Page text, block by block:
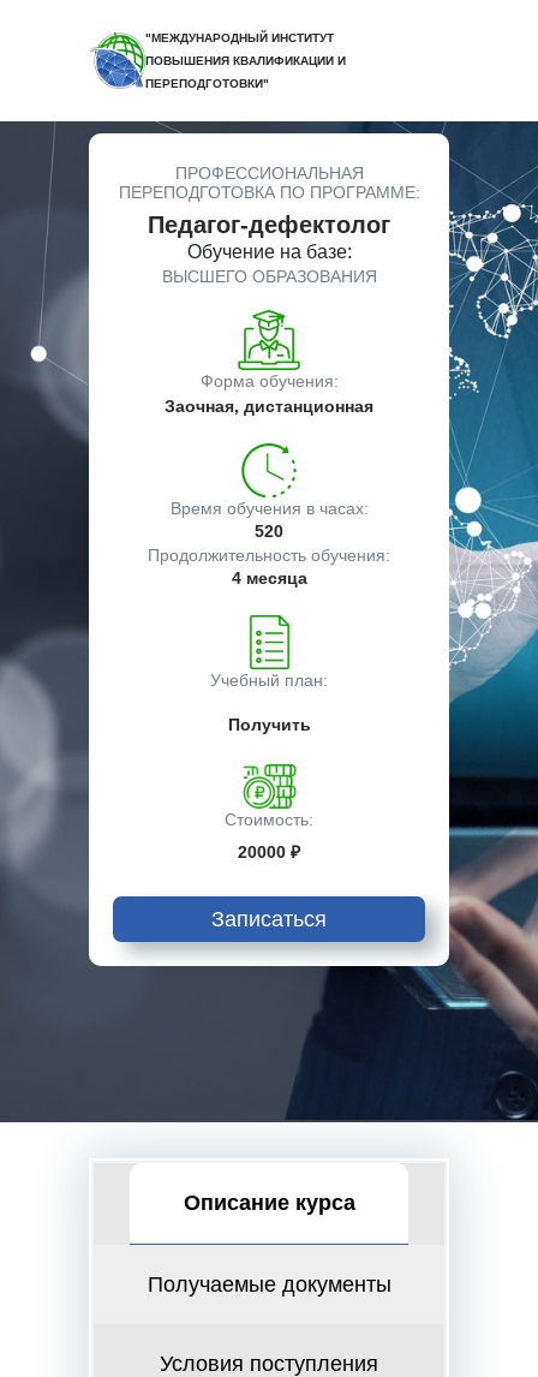
"МЕЖДУНАРОДНЫЙ ИНСТИТУТ
ПОВЫШЕНИЯ КВАЛИФИКАЦИИ И
ПЕРЕПОДГОТОВКИ"
ПРОФЕССИОНАЛЬНАЯ
ПЕРЕПОДГОТОВКА ПО ПРОГРАММЕ:
Педагог-дефектолог
Обучение на базе:
ВЫСШЕГО ОБРАЗОВАНИЯ
Форма обучения:
Заочная, дистанционная
Время обучения в часах:
520
Продолжительность обучения:
4 месяца
Учебный план:
Получить
Стоимость:
20000 ₽
Записаться
Описание курса
Получаемые документы
Условия поступления